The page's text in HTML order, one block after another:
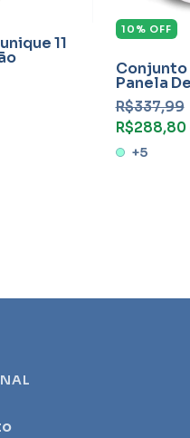
11
10 % OFF
Conjunto
Panela
Externo
R$337,99
R$288,80
+5